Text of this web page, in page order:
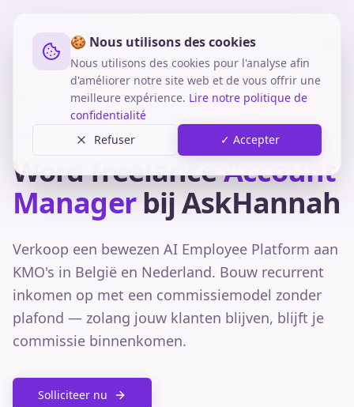
🍪 Nous utilisons des cookies
Nous utilisons des cookies pour l'analyse afin
d'améliorer notre site web et de vous offrir une
meilleure expérience. Lire notre politique de
confidentialité
Refuser
✓ Accepter
Vacatures Freelance Account Manager
Vacature · Freelance · Zelfstandig statuut
Word freelanceAccount
Managerbij AskHannah
Verkoop een bewezen AI Employee Platform aan
KMO's in België en Nederland. Bouw recurrent
inkomen op met een commissiemodel zonder
plafond — zolang jouw klanten blijven, blijft je
commissie binnenkomen.
Solliciteer nu